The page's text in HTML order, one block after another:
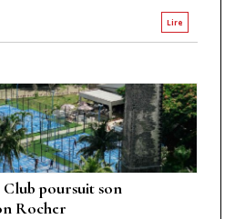
Lire
poursuit son
Rocher